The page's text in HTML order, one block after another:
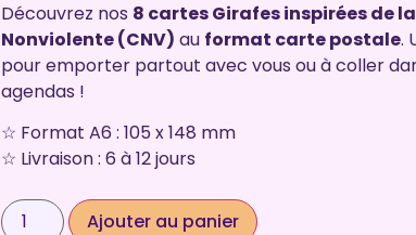
basé sur
notations
Découvrez nos 8 cartes Girafes inspirées de
Nonviolente (CNV) au format carte postale.
pour emporter partout avec vous ou à coller
agendas !
☆ Format A6 : 105 x 148 mm
☆ Livraison : 6 à 12 jours
Ajouter au panier